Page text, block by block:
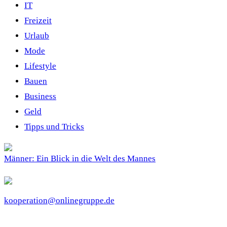
IT
Freizeit
Urlaub
Mode
Lifestyle
Bauen
Business
Geld
Tipps und Tricks
Männer: Ein Blick in die Welt des Mannes
kooperation@onlinegruppe.de